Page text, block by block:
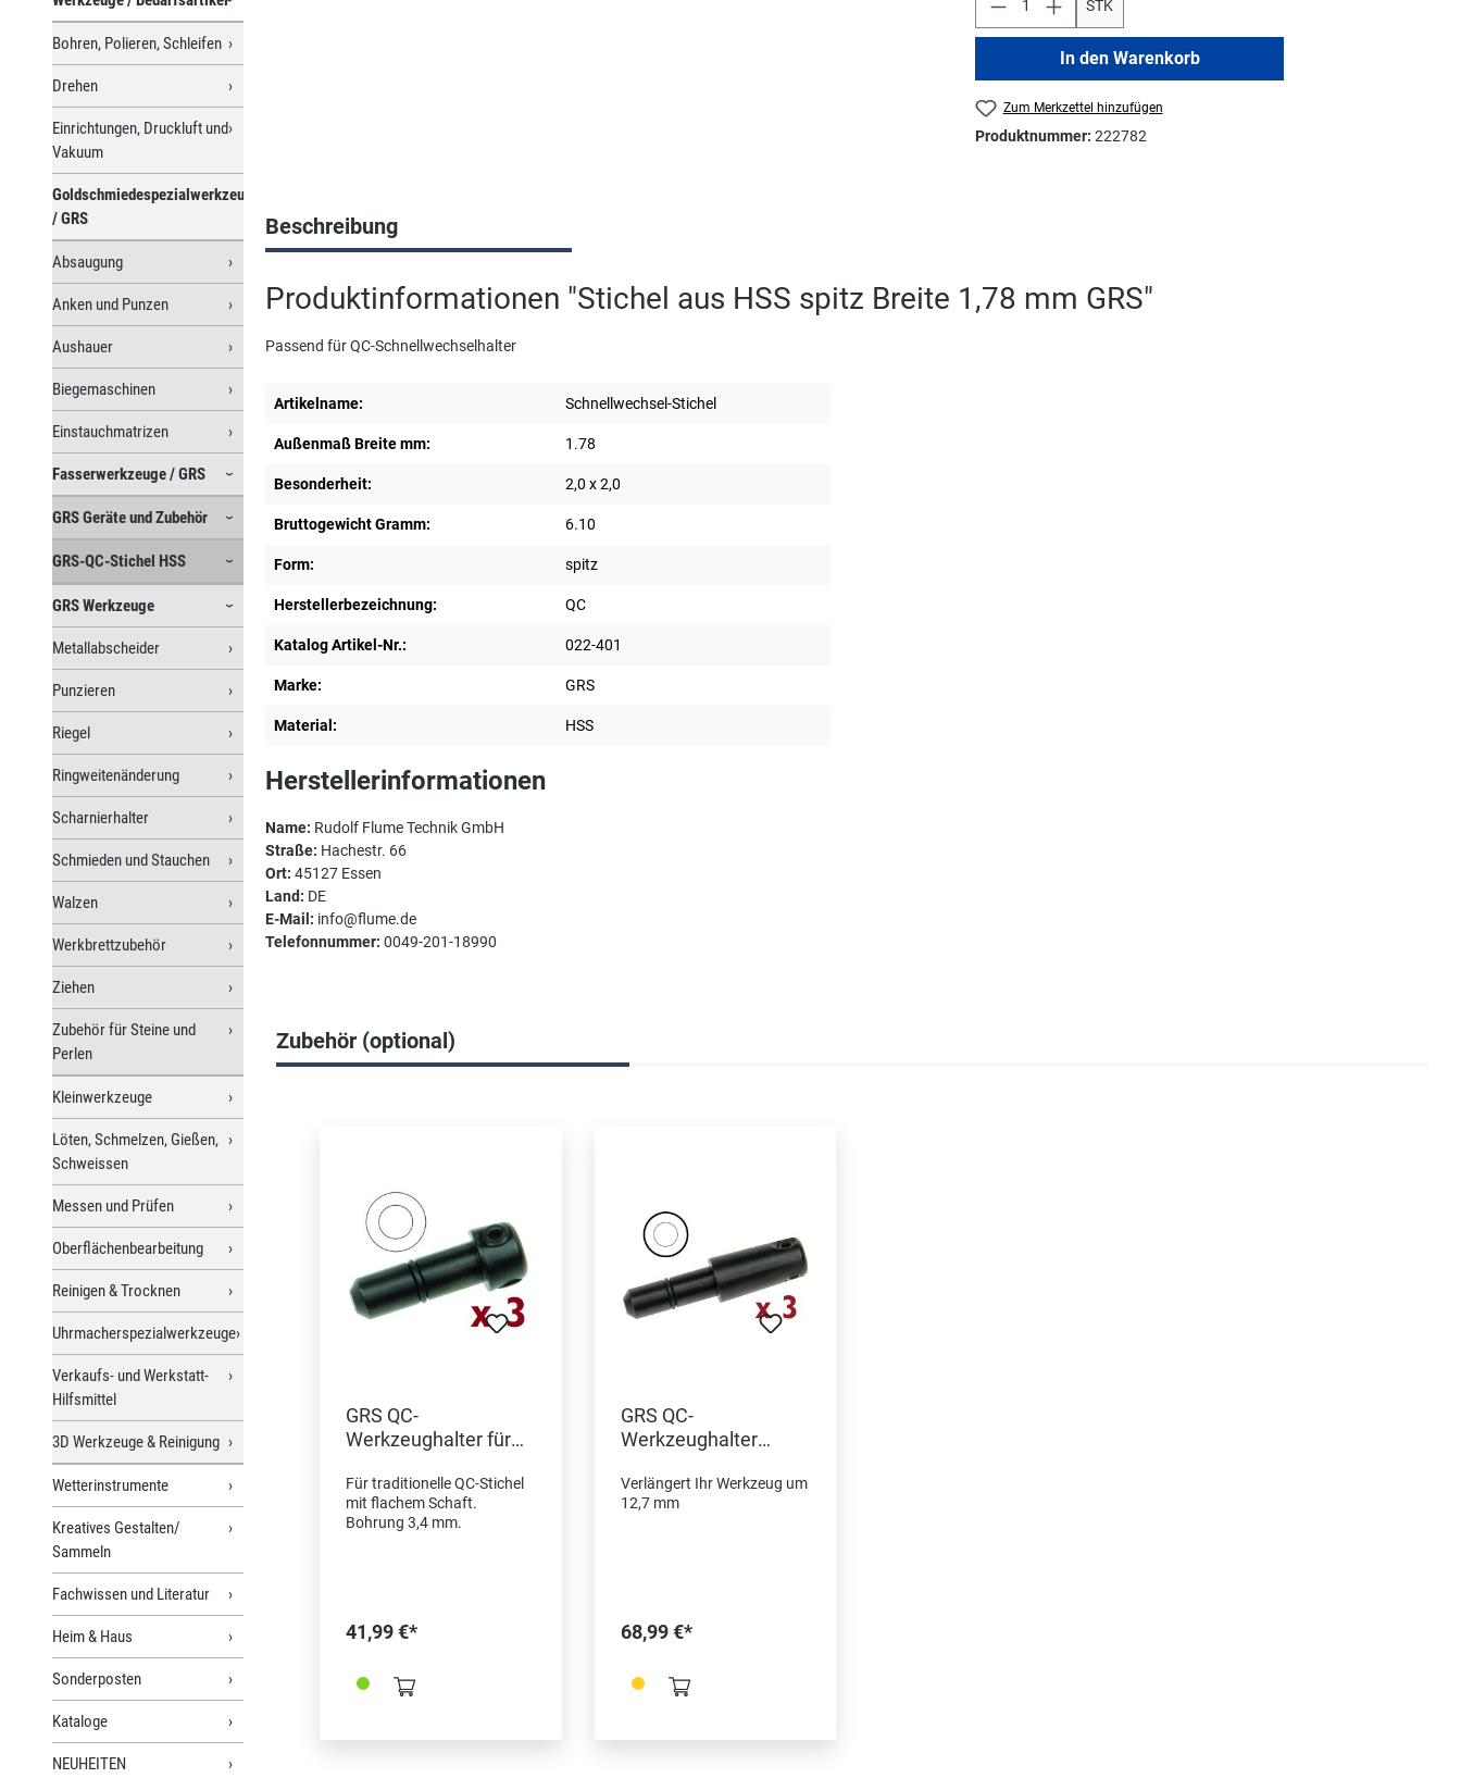
Bohren, Polieren, Schleifen
Drehen
Einrichtungen, Druckluft und
Vakuum
Goldschmiedespezialwerkzeuge
/ GRS
Absaugung
Anken und Punzen
Aushauer
Biegemaschinen
Einstauchmatrizen
Fasserwerkzeuge / GRS
GRS Geräte und Zubehör
GRS-QC-Stichel HSS
GRS Werkzeuge
Metallabscheider
Punzieren
Riegel
Ringweitenänderung
Scharnierhalter
Schmieden und Stauchen
Walzen
Werkbrettzubehör
Ziehen
Zubehör für Steine und
Perlen
Kleinwerkzeuge
Löten, Schmelzen, Gießen,
Schweissen
Messen und Prüfen
Oberflächenbearbeitung
Reinigen & Trocknen
Uhrmacherspezialwerkzeuge
Verkaufs- und Werkstatt-
Hilfsmittel
3D Werkzeuge & Reinigung
Wetterinstrumente
Kreatives Gestalten/
Sammeln
Fachwissen und Literatur
Heim & Haus
Sonderposten
Kataloge
NEUHEITEN
STK
In den Warenkorb
Zum Merkzettel hinzufügen
Produktnummer:222782
Beschreibung
Produktinformationen "Stichel aus HSS spitz Breite 1,78 mm GRS"
Passend für QC-Schnellwechselhalter
Artikelname: Schnellwechsel-Stichel
Außenmaß Breite mm: 1.78
Besonderheit: 2,0 x 2,0
Bruttogewicht Gramm: 6.10
Form: spitz
Herstellerbezeichnung: QC
Katalog Artikel-Nr.: 022-401
Marke: GRS
Material: HSS
Herstellerinformationen
Name: Rudolf Flume Technik GmbH
Straße: Hachestr. 66
Ort: 45127 Essen
Land: DE
E-Mail: info@flume.de
Telefonnummer: 0049-201-18990
Zubehör (optional)
GRS QC-
Werkzeughalter für
Inhalt 3 Stück
Für traditionelle QC-Stichel
mit flachem Schaft.
Bohrung 3,4 mm.
41,99 €*
GRS QC-
Werkzeughalter
3 Stück
Verlängert Ihr Werkzeug um
12,7 mm
68,99 €*